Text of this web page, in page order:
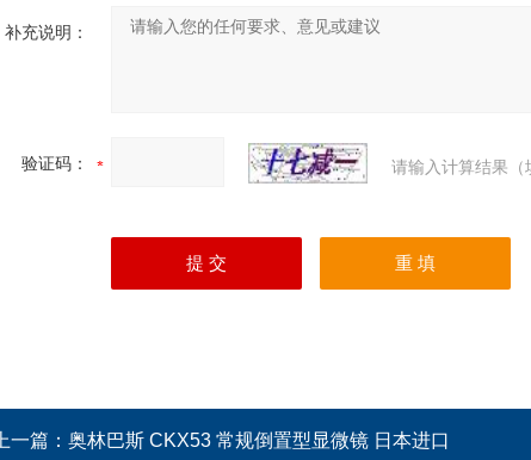
补充说明：
验证码： 请输入计算结果（
上一篇： 奥林巴斯 CKX53 常规倒置型显微镜 日本进口